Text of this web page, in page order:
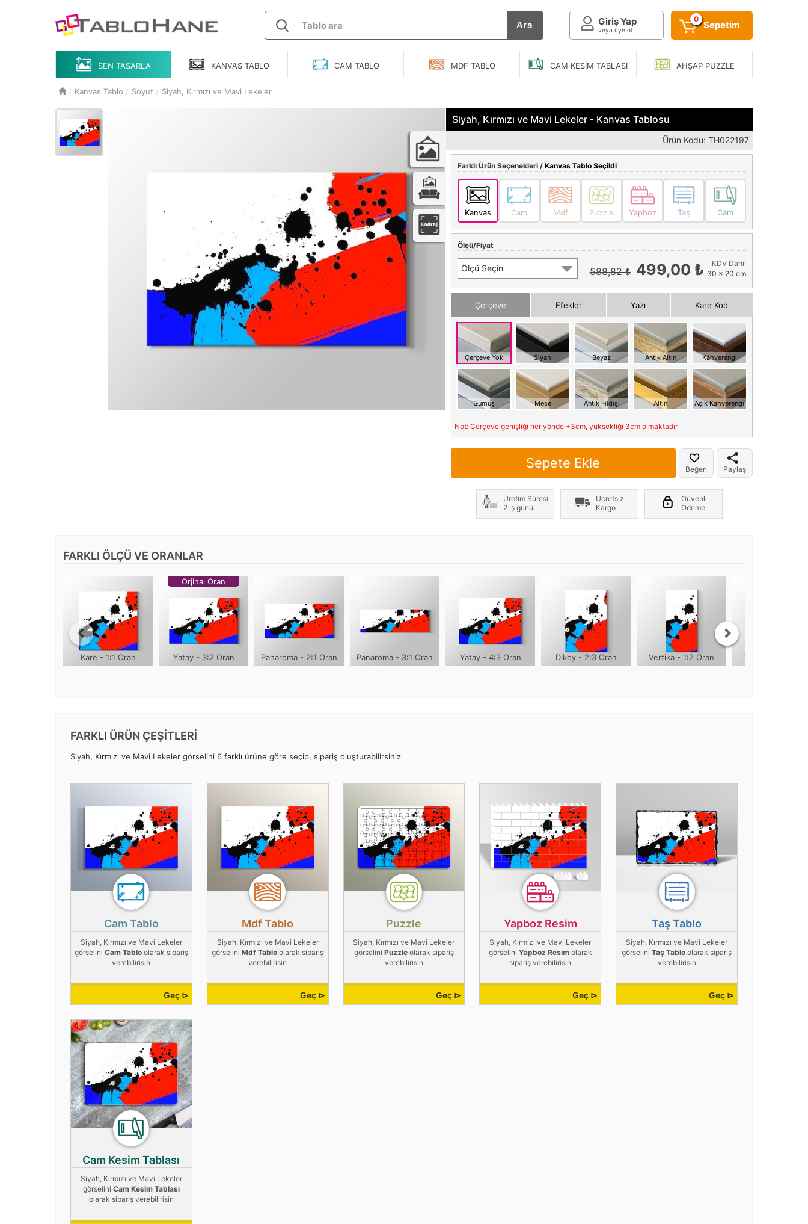
Ara Giriş Yap
veya üye ol
0
Sepetim
SEN TASARLA KANVAS TABLO CAM TABLO MDF TABLO CAM KESIM TABLASI AHŞAPPUZZLE
Kanvas Tablo Soyut Siyah, Kırmızı ve Mavi Lekeler
Siyah, Kırmızı ve Mavi Lekeler - Kanvas Tablosu
Ürün Kodu: TH022197
Farklı Ürün Seçenekleri / Kanvas Tablo Seçildi
Kanvas Cam Mdf Puzzle Yapboz Taş Cam
Ölçü/Fiyat
Ölçü Seçin 588,82 ₺ 499,00 ₺
KDV Dahil
30 x 20 cm
Çerçeve Efekler Yazı Kare Kod
Çerçeve Yok Siyah Beyaz Antik Altın Kahverengi
Gümüş Meşe Antik Fildişi Altın Açık Kahverengi
Not: Çerçeve genişliği her yönde +3cm, yüksekliği 3cm olmaktadır
Sepete Ekle Beğen Paylaş
Üretim Süresi
2 iş günü
Ücretsiz
Kargo
Güvenli
Ödeme
FARKLI ÖLÇÜ VE ORANLAR
Kare - 1:1 Oran
Orjinal Oran
Yatay - 3:2 Oran Panaroma - 2:1 Oran Panaroma - 3:1 Oran Yatay - 4:3 Oran Dikey - 2:3 Oran Vertika - 1:2 Oran Vertika - 1:3
FARKLI ÜRÜN ÇEŞİTLERİ
Siyah, Kırmızı ve Mavi Lekeler görselini 6 farklı ürüne göre seçip, sipariş oluşturabilirsiniz
Cam Tablo
Siyah, Kırmızı ve Mavi Lekeler
görselini Cam Tabloolarak sipariş
verebilirisin
Geç ⊳
Mdf Tablo
Siyah, Kırmızı ve Mavi Lekeler
görseliniMdf Tablo olarak sipariş
verebilirisin
Geç ⊳
Puzzle
Siyah, Kırmızı ve Mavi Lekeler
görselini Puzzleolarak sipariş
verebilirisin
Geç ⊳
Yapboz Resim
Siyah, Kırmızı ve Mavi Lekeler
görselini Yapboz Resimolarak
sipariş verebilirisin
Geç ⊳
Taş Tablo
Siyah, Kırmızı ve Mavi Lekeler
görseliniTaş Tablo olarak sipariş
verebilirisin
Geç ⊳
Cam Kesim Tablası
Siyah, Kırmızı ve Mavi Lekeler
görselini Cam Kesim Tablası
olarak sipariş verebilirisin